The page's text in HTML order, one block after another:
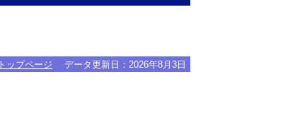
トップページ データ更新日： 2026年8月3日